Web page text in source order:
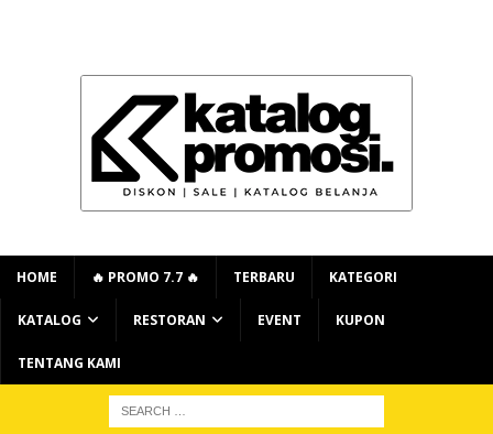
HOME 🔥 PROMO 7.7 🔥 TERBARU KATEGORI
KATALOG RESTORAN EVENT KUPON
TENTANG KAMI